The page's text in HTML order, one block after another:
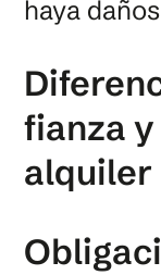
haya
fianza
alquiler